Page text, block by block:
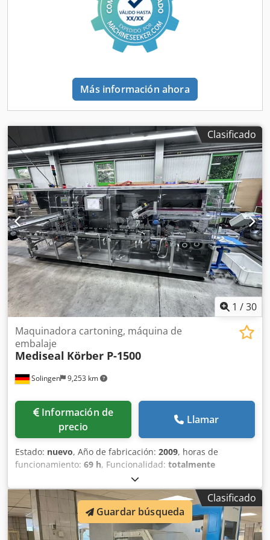
necesidad. No dude en contactarnos si tiene preguntas o
Más información ahora
Clasificado
1 /30
Solingen 9,253 km
Maquinadora cartoning, máquina de
embalaje
Mediseal Körber P-1500
Información de
precio
Llamar
Estado: nuevo, Año de fabricación: 2009, horas de
funcionamiento: 69 h, Funcionalidad: totalmente
, Mediseal / Körber P-1500 Encartonadora para
viales y frascos de gotas oftálmicas – Año de fabricación
2009 Se ofrece a la venta una encartonadora de alta
calidad, de funcionamiento intermitente y disposición
horizontal, modelo Mediseal (Klöckner) P-1500, diseñada
Clasificado
Guardar búsqueda